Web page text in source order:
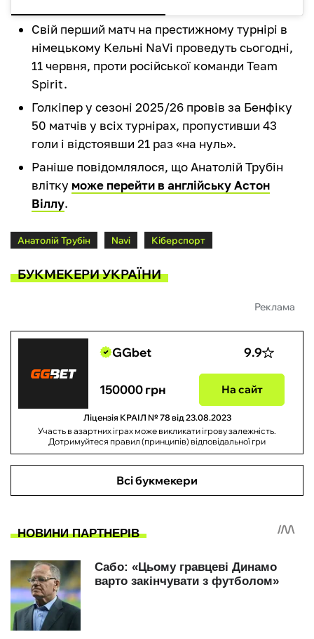
Свій перший матч на престижному турнірі в
німецькому Кельні NaVi проведуть сьогодні,
11 червня, проти російської команди Team
Spirit.
Голкіпер у сезоні 2025/26 провів за Бенфіку
50 матчів у всіх турнірах, пропустивши 43
голи і відстоявши 21 раз «на нуль».
Раніше повідомлялося, що Анатолій Трубін
влітку може перейти в англійську Астон
Віллу.
Анатолій Трубін Navi Кіберспорт
БУКМЕКЕРИ УКРАЇНИ
Реклама
GGbet 9.9
150000 грн На сайт
Ліцензія КРАІЛ № 78 від 23.08.2023
Участь в азартних іграх може викликати ігрову залежність.
Дотримуйтеся правил (принципів) відповідальної гри
Всі букмекери